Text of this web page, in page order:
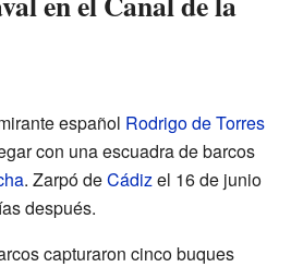
español Rodrigo de Torres
con una escuadra de barcos
. Zarpó deCádizel 16 de junio
después.
capturaron cinco buques